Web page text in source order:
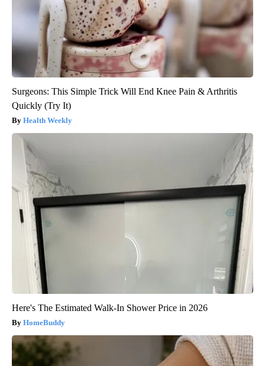
Surgeons: This Simple Trick Will End Knee Pain & Arthritis
Quickly (Try It)
Health Weekly
Here's The Estimated Walk-In Shower Price in 2026
HomeBuddy